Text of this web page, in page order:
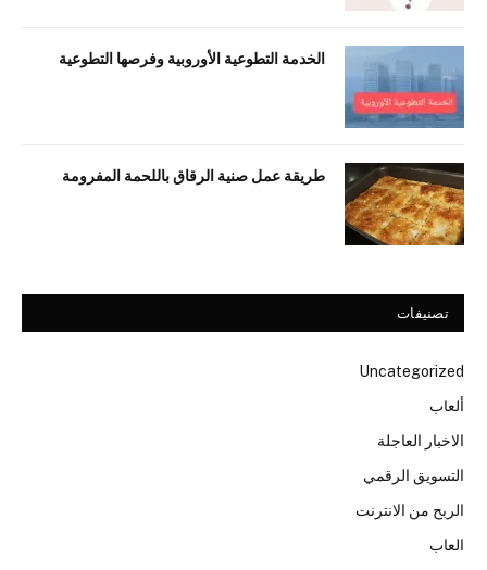
الخدمة التطوعية الأوروبية وفرصها التطوعية
طريقة عمل صنية الرقاق باللحمة المفرومة
تصنيفات
Uncategorized
ألعاب
الاخبار العاجلة
التسويق الرقمي
الربح من الانترنت
العاب